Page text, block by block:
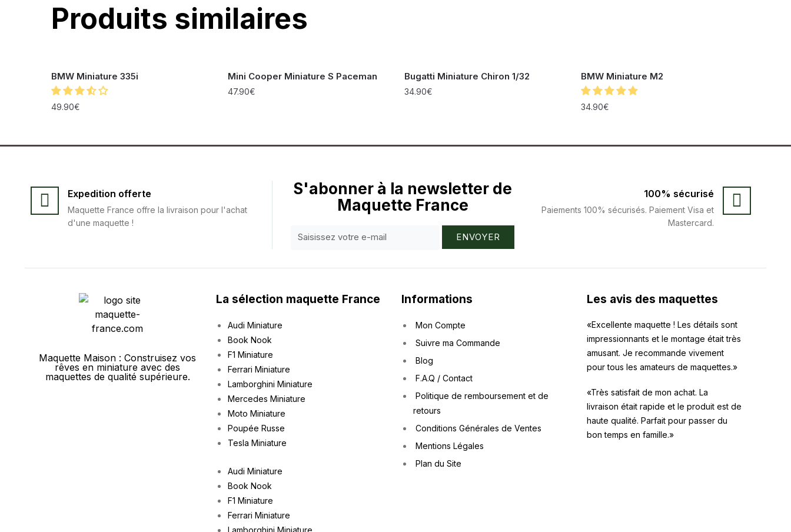
Produits similaires
BMW Miniature 335i
49.90€
Mini Cooper Miniature S Paceman
47.90€
Bugatti Miniature Chiron 1/32
34.90€
BMW Miniature M2
34.90€
Expedition offerte
Maquette France offre la livraison pour l'achat
d'une maquette !
S'abonner à la newsletter de
Maquette France
ENVOYER
100% sécurisé
Paiements 100% sécurisés. Paiement Visa et
Mastercard.
Maquette Maison : Construisez vos
rêves en miniature avec des
maquettes de qualité supérieure.
La sélection maquette France
Audi Miniature
Book Nook
F1 Miniature
Ferrari Miniature
Lamborghini Miniature
Mercedes Miniature
Moto Miniature
Poupée Russe
Tesla Miniature
Audi Miniature
Book Nook
F1 Miniature
Ferrari Miniature
Lamborghini Miniature
Informations
Mon Compte
Suivre ma Commande
Blog
F.A.Q / Contact
Politique de remboursement et de
retours
Conditions Générales de Ventes
Mentions Légales
Plan du Site
Les avis des maquettes
«Excellente maquette ! Les détails sont
impressionnants et le montage était très
amusant. Je recommande vivement
pour tous les amateurs de maquettes.»
«Très satisfait de mon achat. La
livraison était rapide et le produit est de
haute qualité. Parfait pour passer du
bon temps en famille.»